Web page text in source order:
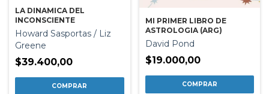
LA DINAMICA DEL
INCONSCIENTE
Howard Sasportas / Liz
Greene
$39.400,00
MI PRIMER LIBRO DE
ASTROLOGIA (ARG)
David Pond
$19.000,00